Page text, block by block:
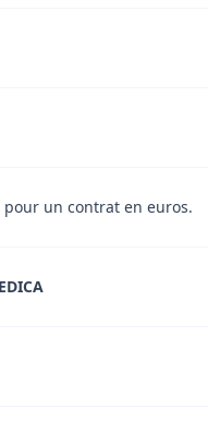
un contrat en euros.